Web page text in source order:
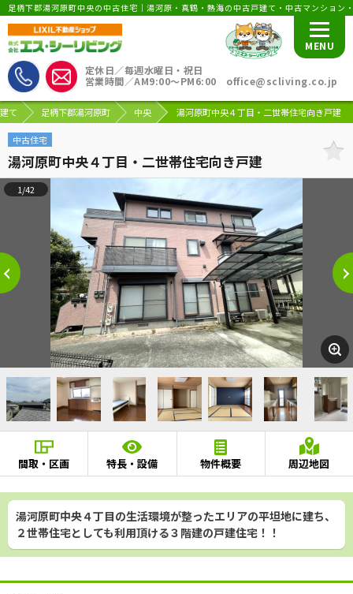
足柄下郡湯河原町中央の中古住宅｜湯河原・真鶴・熱海の中古戸建て・中古マンショ
定休日／毎週水曜日・祝日
営業時間／AM9:00〜PM6:00 office@scliving.co.jp
MENU
て 足柄下郡湯河原町 中央 湯河原町中央４丁目・二世帯住宅向き戸建
中古住宅
湯河原町中央４丁目・二世帯住宅向き戸建
1/42
間取・区画 特長・設備 物件概要 周辺地図
湯河原町中央４丁目の生活環境が整ったエリアの平坦地に建ち、
２世帯住宅としても利用頂ける３階建の戸建住宅！！